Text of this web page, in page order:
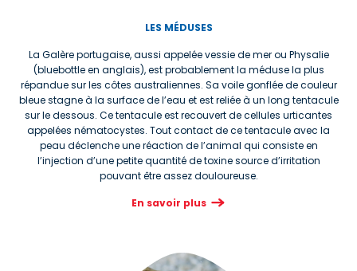
LES MÉDUSES
La Galère portugaise, aussi appelée vessie de mer ou Physalie
(bluebottle en anglais), est probablement la méduse la plus
répandue sur les côtes australiennes. Sa voile gonflée de couleur
bleue stagne à la surface de l’eau et est reliée à un long tentacule
sur le dessous. Ce tentacule est recouvert de cellules urticantes
appelées nématocystes. Tout contact de ce tentacule avec la
peau déclenche une réaction de l’animal qui consiste en
l’injection d’une petite quantité de toxine source d’irritation
pouvant être assez douloureuse.
En savoir plus